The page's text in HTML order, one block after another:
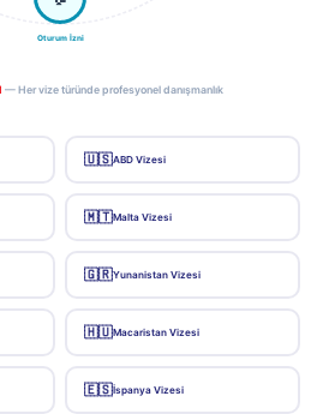
Oturum İzni
— Her vize türünde profesyonel danışmanlık
🇺🇸ABD Vizesi
🇲🇹Malta Vizesi
🇬🇷Yunanistan Vizesi
🇭🇺Macaristan Vizesi
🇪🇸İspanya Vizesi